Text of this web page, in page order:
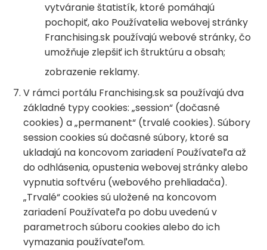
vytváranie štatistík, ktoré pomáhajú
pochopiť, ako Používatelia webovej stránky
Franchising.sk používajú webové stránky, čo
umožňuje zlepšiť ich štruktúru a obsah;
zobrazenie reklamy.
V rámci portálu Franchising.sk sa používajú dva
základné typy cookies: „session“ (dočasné
cookies) a „permanent“ (trvalé cookies). Súbory
session cookies sú dočasné súbory, ktoré sa
ukladajú na koncovom zariadení Používateľa až
do odhlásenia, opustenia webovej stránky alebo
vypnutia softvéru (webového prehliadača).
„Trvalé“ cookies sú uložené na koncovom
zariadení Používateľa po dobu uvedenú v
parametroch súboru cookies alebo do ich
vymazania používateľom.